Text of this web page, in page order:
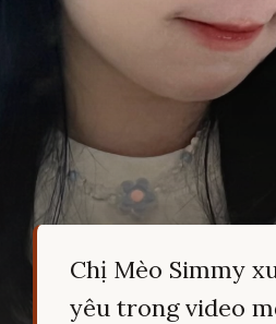
Chị Mèo Simmy
yêu trong video